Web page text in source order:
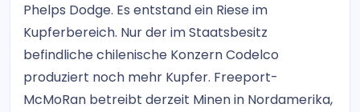
Phelps Dodge. Es entstand ein Riese im
Kupferbereich. Nur der im Staatsbesitz
befindliche chilenische Konzern Codelco
produziert noch mehr Kupfer. Freeport-
McMoRan betreibt derzeit Minen in Nordamerika,